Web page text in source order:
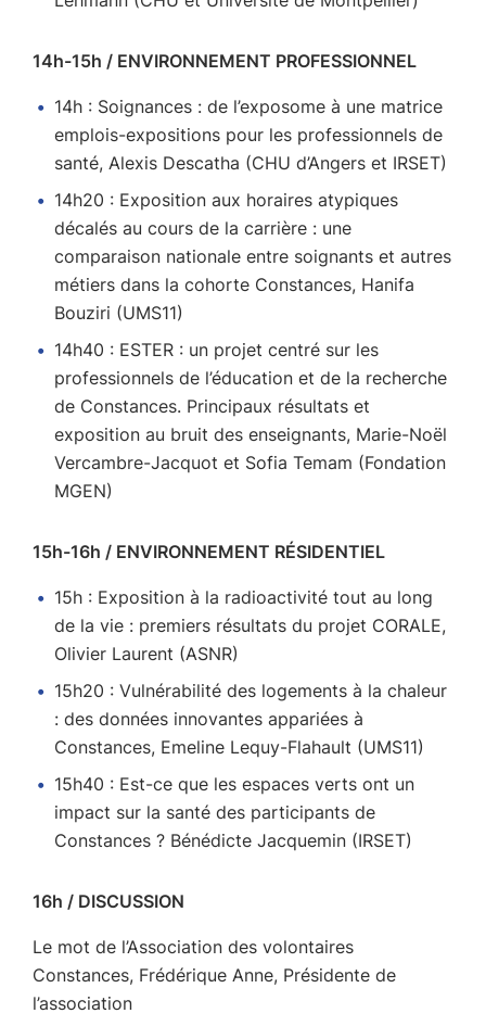
14h-15h / ENVIRONNEMENT PROFESSIONNEL
14h : Soignances : de l’exposome à une matrice
emplois-expositions pour les professionnels de
santé, Alexis Descatha (CHU d’Angers et IRSET)
14h20 : Exposition aux horaires atypiques
décalés au cours de la carrière : une
comparaison nationale entre soignants et autres
métiers dans la cohorte Constances, Hanifa
Bouziri (UMS11)
14h40 : ESTER : un projet centré sur les
professionnels de l’éducation et de la recherche
de Constances. Principaux résultats et
exposition au bruit des enseignants, Marie-Noël
Vercambre-Jacquot et Sofia Temam (Fondation
MGEN)
15h-16h / ENVIRONNEMENT RÉSIDENTIEL
15h : Exposition à la radioactivité tout au long
de la vie : premiers résultats du projet CORALE,
Olivier Laurent (ASNR)
15h20 : Vulnérabilité des logements à la chaleur
: des données innovantes appariées à
Constances, Emeline Lequy-Flahault (UMS11)
15h40 : Est-ce que les espaces verts ont un
impact sur la santé des participants de
Constances ? Bénédicte Jacquemin (IRSET)
16h / DISCUSSION
Le mot de l’Association des volontaires
Constances, Frédérique Anne, Présidente de
l’association